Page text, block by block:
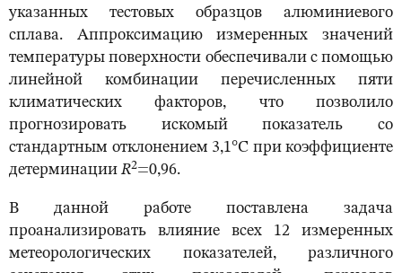
указанных тестовых образцов алюминиевого
сплава. Аппроксимацию измеренных значений
температуры поверхности обеспечивали с помощью
линейной комбинации перечисленных пяти
климатических факторов, что позволило
прогнозировать искомый показатель со
стандартным отклонением 3,1°С при коэффициенте
детерминации R2=0,96.
В данной работе поставлена задача
проанализировать влияние всех 12 измеренных
метеорологических показателей, различного